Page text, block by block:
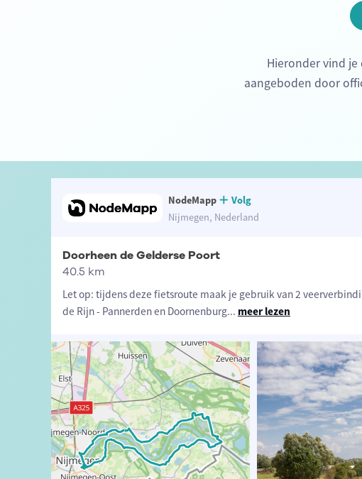
Hieronder vind je
aangeboden door
NodeMapp
Volg
Nijmegen, Nederland
Doorheen de Gelderse Poort
40.5 km
Let op: tijdens deze fietsroute maak je gebruik van 2
de Rijn - Pannerden en Doornenburg... meer lezen